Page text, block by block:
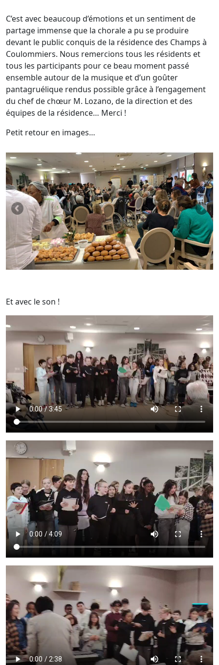
C’est avec beaucoup d’émotions et un sentiment de
partage immense que la chorale a pu se produire
devant le public conquis de la résidence des Champs à
Coulommiers. Nous remercions tous les résidents et
tous les participants pour ce beau moment passé
ensemble autour de la musique et d’un goûter
pantagruélique rendus possible grâce à l’engagement
du chef de chœur M. Lozano, de la direction et des
équipes de la résidence… Merci !
Petit retour en images…
Et avec le son !